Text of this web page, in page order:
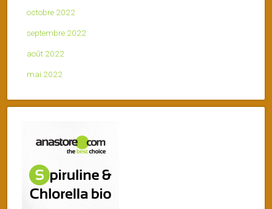
octobre 2022
septembre 2022
août 2022
mai 2022